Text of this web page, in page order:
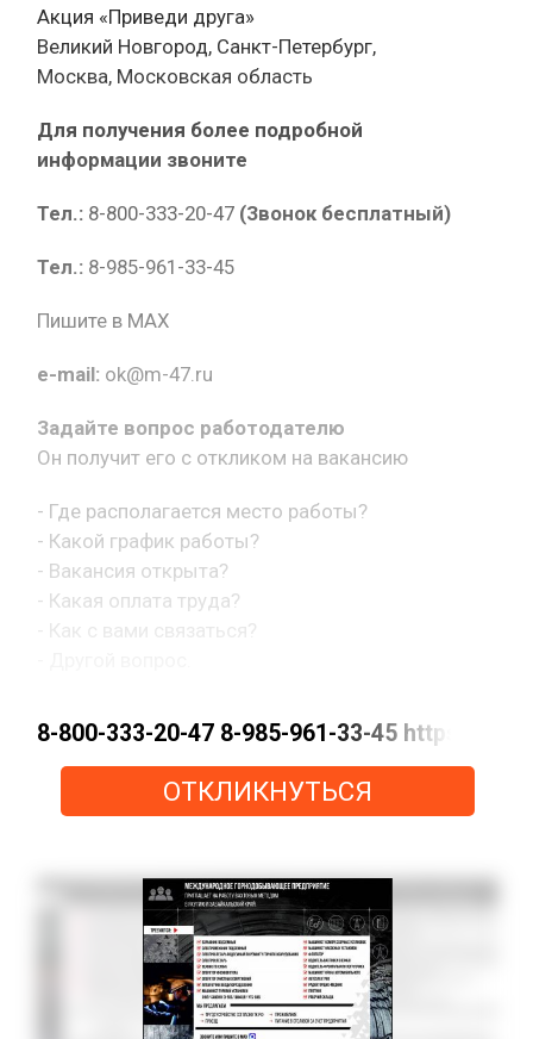
Акция «Приведи друга»
Великий Новгород, Санкт-Петербург,
Москва, Московская область
Для получения более подробной
информации звоните
Тел.: 8-800-333-20-47 (Звонок бесплатный)
Тел.: 8-985-961-33-45
Пишите в MAX
e-mail: ok@m-47.ru
Задайте вопрос работодателю
Он получит его с откликом на вакансию
- Где располагается место работы?
- Какой график работы?
- Вакансия открыта?
- Какая оплата труда?
- Как с вами связаться?
8-800-333-20-47 8-985-961-33-45 https://
ОТКЛИКНУТЬСЯ